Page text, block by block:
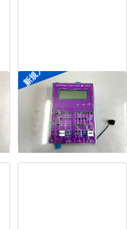
新規入荷
ポータブル入出力装置
メーカー 協立アスリック
式U-Port Pro
式-